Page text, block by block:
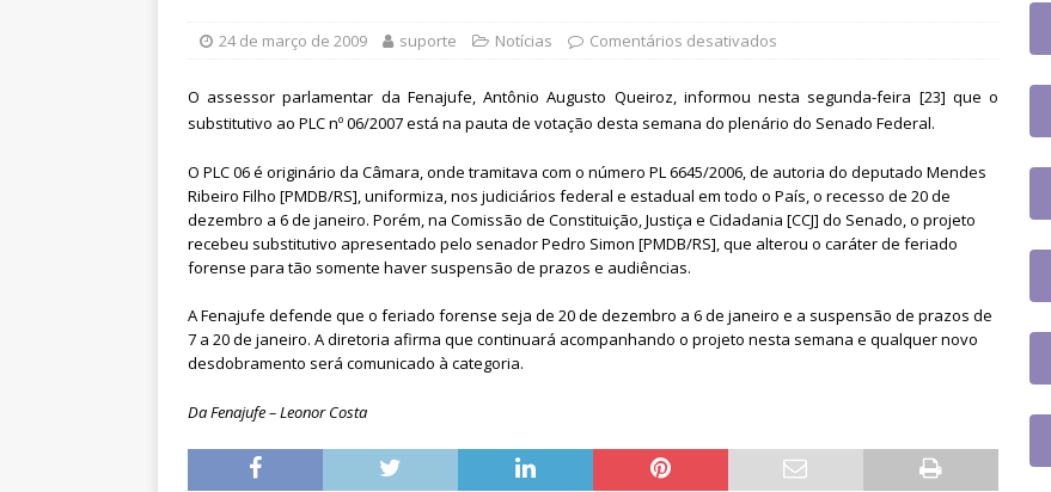
CNJ para tratar da retomada dos trabalhos
DESTAQUES
DESTAQUES
24 de março de 2009 suporte Notícias Comentários desativados
O assessor parlamentar da Fenajufe, Antônio Augusto Queiroz, informou nesta segunda-feira [23] que o
substitutivo ao PLC nº 06/2007 está na pauta de votação desta semana do plenário do Senado Federal.
O PLC 06 é originário da Câmara, onde tramitava com o número PL 6645/2006, de autoria do deputado Mendes
Ribeiro Filho [PMDB/RS], uniformiza, nos judiciários federal e estadual em todo o País, o recesso de 20 de
dezembro a 6 de janeiro. Porém, na Comissão de Constituição, Justiça e Cidadania [CCJ] do Senado, o projeto
recebeu substitutivo apresentado pelo senador Pedro Simon [PMDB/RS], que alterou o caráter de feriado
forense para tão somente haver suspensão de prazos e audiências.
A Fenajufe defende que o feriado forense seja de 20 de dezembro a 6 de janeiro e a suspensão de prazos de
7 a 20 de janeiro. A diretoria afirma que continuará acompanhando o projeto nesta semana e qualquer novo
desdobramento será comunicado à categoria.
Da Fenajufe – Leonor Costa